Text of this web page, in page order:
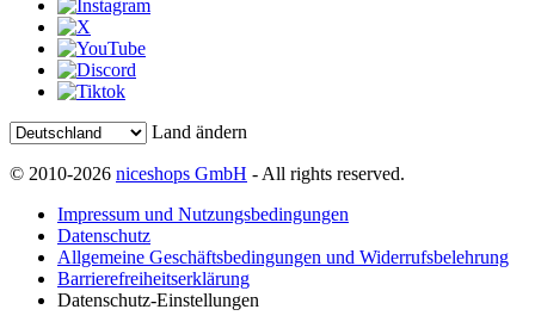
Land ändern
© 2010-2026 niceshops GmbH - All rights reserved.
Impressum und Nutzungsbedingungen
Datenschutz
Allgemeine Geschäftsbedingungen und Widerrufsbelehrung
Barrierefreiheitserklärung
Datenschutz-Einstellungen